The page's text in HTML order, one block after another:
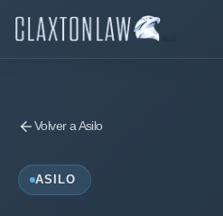
Volver a Asilo
ASILO